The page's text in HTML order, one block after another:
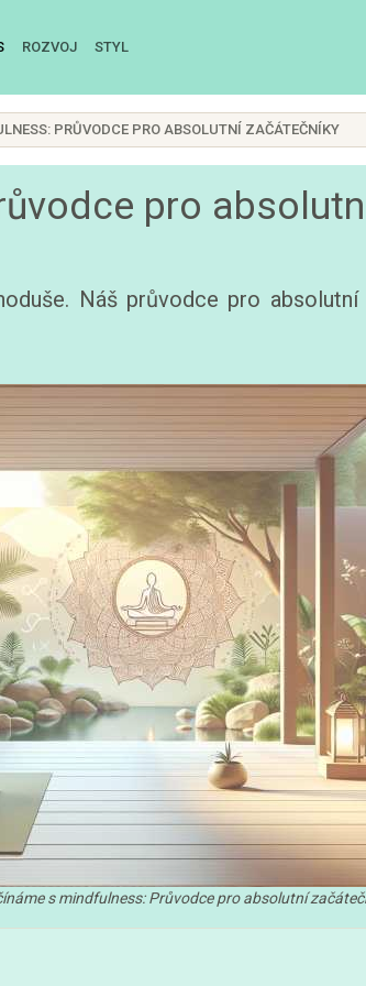
ROZVOJ STYL
PRŮVODCE PRO ABSOLUTNÍ ZAČÁTEČNÍKY
pro
Náš průvodce pro
s mindfulness: Průvodce pro absolutní